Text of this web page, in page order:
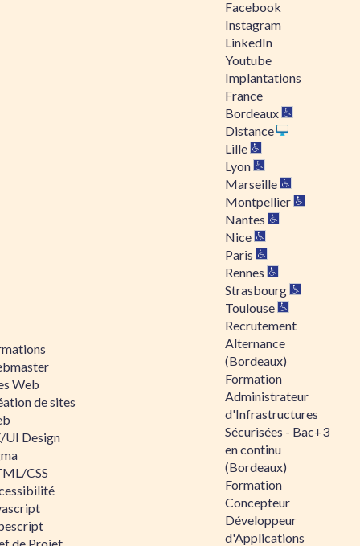
Web
de sites
UI Design
CSS
Facebook
Instagram
LinkedIn
Youtube
Implantations
France
Bordeaux
Distance
Lille
Lyon
Marseille
Montpellier
Nantes
Nice
Paris
Rennes
Strasbourg
Toulouse
Recrutement
Alternance
(Bordeaux)
Formation
Administrateur
d'Infrastructures
Sécurisées - Bac+3
en continu
(Bordeaux)
Formation
Concepteur
Développeur
d'Applications